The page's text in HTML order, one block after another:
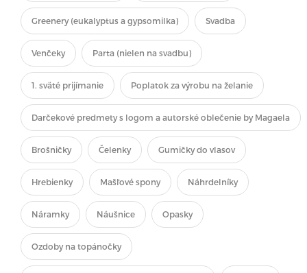
Greenery (eukalyptus a gypsomilka) Svadba
Venčeky Parta (nielen na svadbu)
1. sväté prijímanie Poplatok za výrobu na želanie
Darčekové predmety s logom a autorské oblečenie by Magaela
Brošničky Čelenky Gumičky do vlasov
Hrebienky Mašľové spony Náhrdelníky
Náramky Náušnice Opasky
Ozdoby na topánočky